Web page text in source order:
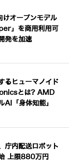
けオープンモデル
」を商用利用可
発を加速
るヒューマノイド
とは? AMD
AI「身体知能」
庁内配送ロボット
上限880万円